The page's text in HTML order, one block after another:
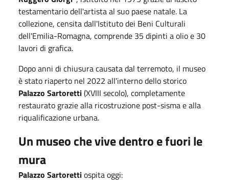
testamentario dell'artista al suo paese natale. La
collezione, censita dall'Istituto dei Beni Culturali
dell'Emilia-Romagna, comprende 35 dipinti a olio e 30
lavori di grafica.
Dopo anni di chiusura causata dal terremoto, il museo
è stato riaperto nel 2022 all'interno dello storico
Palazzo Sartoretti(XVIII secolo), completamente
restaurato grazie alla ricostruzione post-sisma e alla
riqualificazione urbana.
Un museo che vive dentro e fuori le
mura
Palazzo Sartorettiospita oggi: